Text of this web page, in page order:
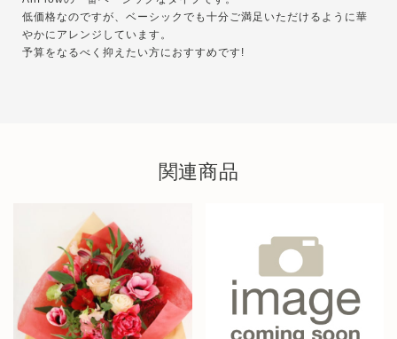
低価格なのですが、ベーシックでも十分ご満足いただけるように華
やかにアレンジしています。
予算をなるべく抑えたい方におすすめです!
関連商品